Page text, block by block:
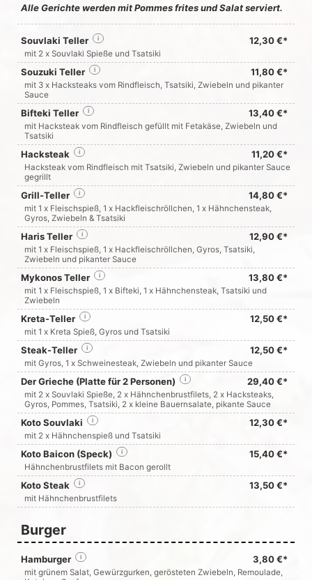
Alle Gerichte werden mit Pommes frites und Salat serviert.
Souvlaki Teller 12,30 €*
i
mit 2 x Souvlaki Spieße und Tsatsiki
Souzuki Teller 11,80 €*
i
mit 3 x Hacksteaks vom Rindfleisch, Tsatsiki, Zwiebeln und pikanter
Sauce
Bifteki Teller 13,40 €*
i
mit Hacksteak vom Rindfleisch gefüllt mit Fetakäse, Zwiebeln und
Tsatsiki
Hacksteak 11,20 €*
i
Hacksteak vom Rindfleisch mit Tsatsiki, Zwiebeln und pikanter Sauce
gegrillt
Grill-Teller 14,80 €*
i
mit 1 x Fleischspieß, 1 x Hackfleischröllchen, 1 x Hähnchensteak,
Gyros, Zwiebeln & Tsatsiki
Haris Teller 12,90 €*
i
mit 1 x Fleischspieß, 1 x Hackfleischröllchen, Gyros, Tsatsiki,
Zwiebeln und pikanter Sauce
Mykonos Teller 13,80 €*
i
mit 1 x Fleischspieß, 1 x Bifteki, 1 x Hähnchensteak, Tsatsiki und
Zwiebeln
Kreta-Teller 12,50 €*
i
mit 1 x Kreta Spieß, Gyros und Tsatsiki
Steak-Teller 12,50 €*
i
mit Gyros, 1 x Schweinesteak, Zwiebeln und pikanter Sauce
Der Grieche (Platte für 2 Personen) 29,40 €*
i
mit 2 x Souvlaki Spieße, 2 x Hähnchenbrustfilets, 2 x Hacksteaks,
Gyros, Pommes, Tsatsiki, 2 x kleine Bauernsalate, pikante Sauce
Koto Souvlaki 12,30 €*
i
mit 2 x Hähnchenspieß und Tsatsiki
Koto Baicon (Speck) 15,40 €*
i
Hähnchenbrustfilets mit Bacon gerollt
Koto Steak 13,50 €*
i
mit Hähnchenbrustfilets
Burger
Hamburger 3,80 €*
i
mit grünem Salat, Gewürzgurken, gerösteten Zwiebeln, Remoulade,